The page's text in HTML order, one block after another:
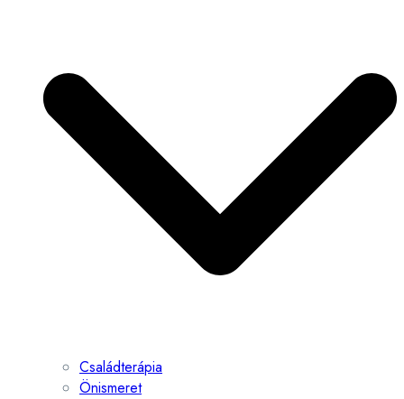
Családterápia
Önismeret